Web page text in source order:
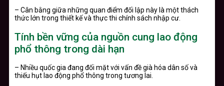
– Cân bằng giữa những quan điểm đối lập này là một thách
thức lớn trong thiết kế và thực thi chính sách nhập cư.
Tính bền vững của nguồn cung lao động
phổ thông trong dài hạn
– Nhiều quốc gia đang đối mặt với vấn đề già hóa dân số và
thiếu hụt lao động phổ thông trong tương lai.